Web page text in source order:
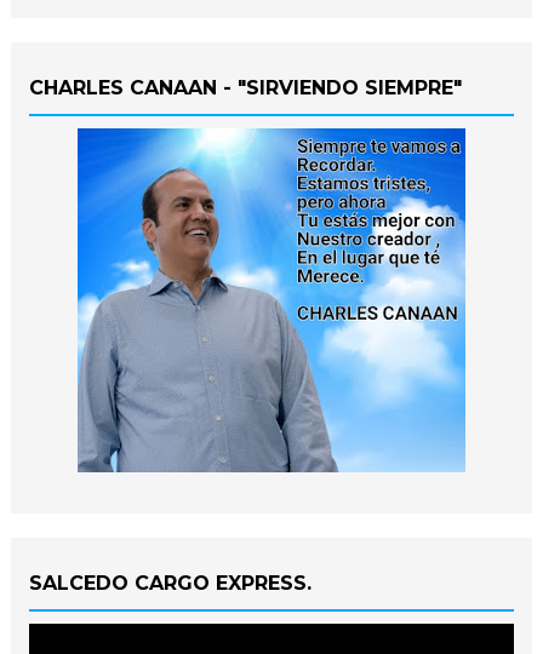
CHARLES CANAAN - "SIRVIENDO SIEMPRE"
SALCEDO CARGO EXPRESS.